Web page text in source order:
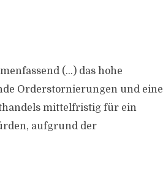
(…) das hohe
Orderstornierungen und eine
mittelfristig für ein
aufgrund der